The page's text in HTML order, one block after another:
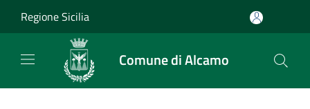
Regione Sicilia
Comune di Alcamo